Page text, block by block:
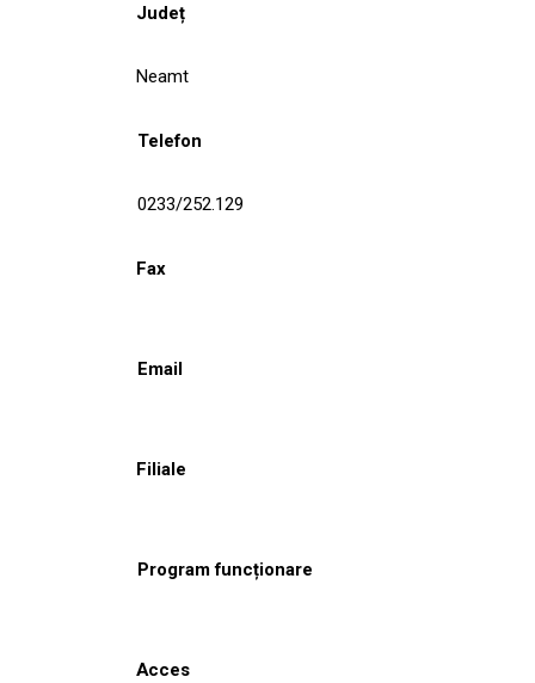
Județ
Neamt
Telefon
0233/252.129
Fax
Email
Filiale
Program funcționare
Acces